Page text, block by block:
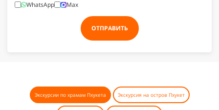
WhatsApp
Max
ОТПРАВИТЬ
Экскурсии по храмам Пхукета Экскурсия на остров Пхукет